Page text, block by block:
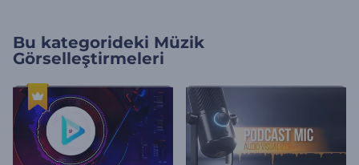
Bu kategorideki Müzik
Görselleştirmeleri